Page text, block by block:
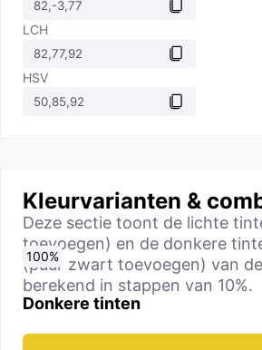
LCH
HSV
Kleurvarianten &
Deze sectie toont de lichte
toevoegen) en de donkere
(puur zwart toevoegen) van
berekend in stappen van 10%.
Donkere tinten
0%
10%
20%
30%
40%
50%
60%
70%
80%
90%
100%